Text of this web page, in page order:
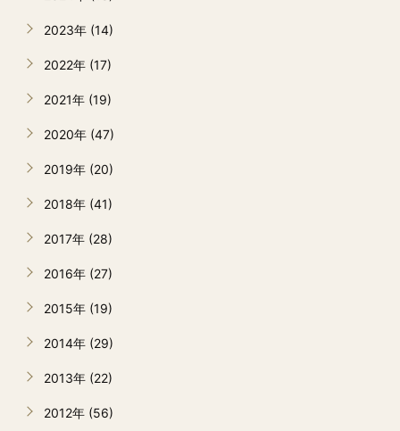
2023年 (14)
2022年 (17)
2021年 (19)
2020年 (47)
2019年 (20)
2018年 (41)
2017年 (28)
2016年 (27)
2015年 (19)
2014年 (29)
2013年 (22)
2012年 (56)